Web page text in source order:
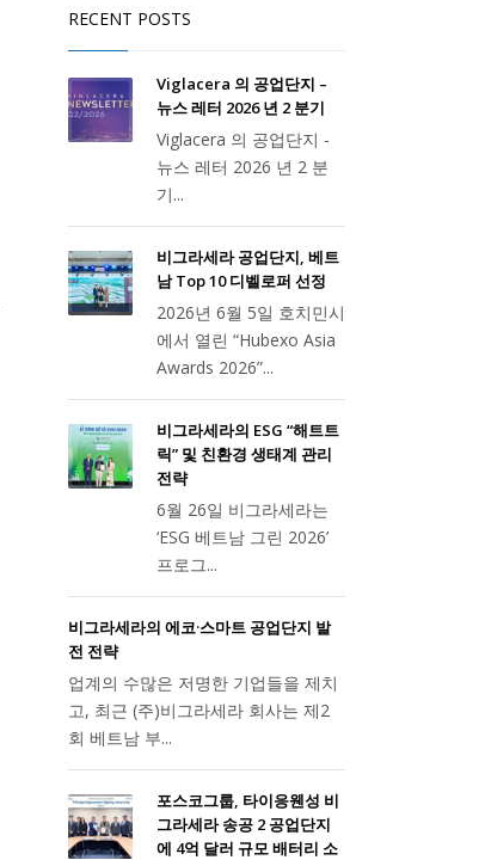
RECENT POSTS
Viglacera 의 공업단지 –
뉴스 레터 2026 년 2 분기
Viglacera 의 공업단지 -
뉴스 레터 2026 년 2 분
기...
비그라세라 공업단지, 베트
남 Top 10 디벨로퍼 선정
2026년 6월 5일 호치민시
에서 열린 “Hubexo Asia
Awards 2026”...
비그라세라의 ESG “해트트
릭” 및 친환경 생태계 관리
전략
6월 26일 비그라세라는
‘ESG 베트남 그린 2026’
프로그...
비그라세라의 에코·스마트 공업단지 발
전 전략
업계의 수많은 저명한 기업들을 제치
고, 최근 (주)비그라세라 회사는 제2
회 베트남 부...
포스코그룹, 타이응웬성 비
그라세라 송공 2 공업단지
에 4억 달러 규모 배터리 소